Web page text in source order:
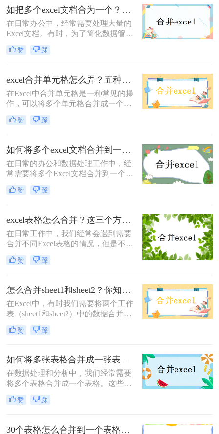
还容易因格式不一致、数据遗漏等问
题导致错误。那么多个独立excel怎么
合并到一张表里呢？本文将详细介绍
六种常用的高效合并方法，帮助你根
据实际需求选择最适合的方案，轻松
实现数据整合。
如把多个excel文档合为一个？教你三招轻松搞定！
在日常办公中，经常需要处理大量的
Excel文档。有时，为了简化数据管理
或提高工作效率，我们可能需要将多
个Excel文档合并成一个。那么如把多
三种将多个Excel文档合并为一个的方
法，帮助您轻松应对这一挑战。
赞 踩
excel合并单元格怎么弄？五种方法随你选！
在Excel中合并单元格是一种常见的操
作，可以将多个单元格合并成一个单
元格。合并单元格可以用于简化表格
布局，提高可读性，或者在某些情况
面将介绍excel合并单元格怎么弄的几
种方法。
赞 踩
如何将多个excel文档合并到一个文档中？试试这四个方法！
在日常的办公和数据处理工作中，经
常需要将多个Excel文档合并到一个文
档中，以便于数据的集中管理和分
析。那么如何将多个excel文档合并到
实用的方法，帮助您轻松实现多个
Excel文档的合并。
赞 踩
excel表格怎么合并？这三个方法很简单！
在日常工作中，我们经常会遇到需要
合并不同Excel表格的情况，但是不同
表格格式和内容的差异会导致一些困
难。那么excel表格怎么合并呢？本文
同Excel表格，让您的工作更加便捷高
效
赞 踩
怎么合并sheet1和sheet2？你知道几个?！
在Excel中，有时我们需要将两个工作
表（sheet1和sheet2）中的数据合并到
一个新的工作表中。这可能是为了整
理数据、创建报告或进行数据分析。
将介绍三种方法来合并两个工作表，
帮助您轻松完成合并操作。
赞 踩
如何将多张表格合并成一张表格？可以试试这2种方法！
​在数据处理和分析中，我们经常需要
将多个表格合并成一个表格。这些表
格可能来自不同的数据源、文件或数
据库。那么如何将多张表格合并成一
用的方法，帮助您将多张表格合并成
赞 踩
30个表格怎么合并到一个表格？试试这二种合并方法！